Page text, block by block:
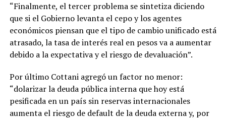
“Finalmente, el tercer problema se sintetiza diciendo
que si el Gobierno levanta el cepo y los agentes
económicos piensan que el tipo de cambio unificado está
atrasado, la tasa de interés real en pesos va a aumentar
debido a la expectativa y el riesgo de devaluación”.
Por último Cottani agregó un factor no menor:
“dolarizar la deuda pública interna que hoy está
pesificada en un país sin reservas internacionales
aumenta el riesgo de default de la deuda externa y, por